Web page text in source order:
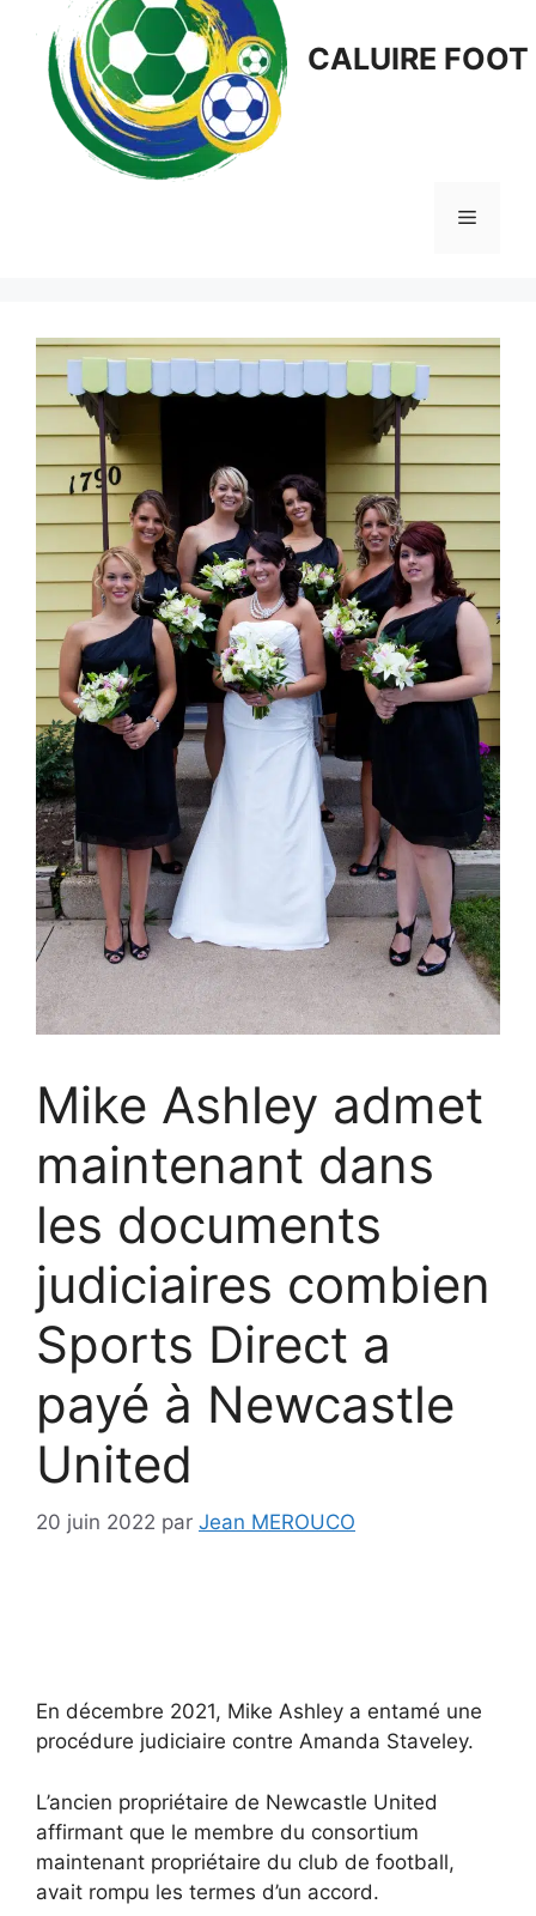
CALUIRE FOOT
Menu
Mike Ashley admet
maintenant dans
les documents
judiciaires combien
Sports Direct a
payé à Newcastle
United
20 juin 2022 par Jean MEROUCO
En décembre 2021, Mike Ashley a entamé une
procédure judiciaire contre Amanda Staveley.
L’ancien propriétaire de Newcastle United
affirmant que le membre du consortium
maintenant propriétaire du club de football,
avait rompu les termes d’un accord.